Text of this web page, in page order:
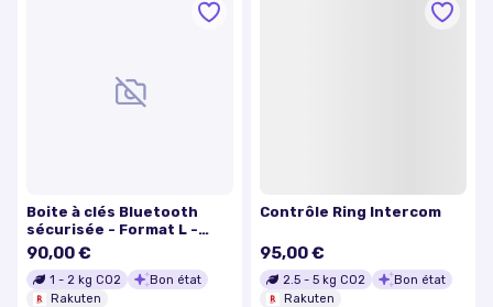
Boite à clés Bluetooth
sécurisée - Format L -
Coffre à clé connecté
MASTER LOCK
90,00 €
1 - 2 kg CO2
Bon état
Rakuten
Contrôle Ring Intercom
95,00 €
2.5 - 5 kg CO2
Bon état
Rakuten